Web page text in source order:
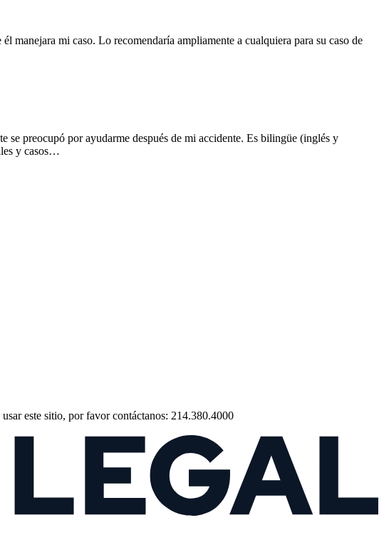
manejara mi caso. Lo recomendaría ampliamente a cualquiera para su caso de
preocupó por ayudarme después de mi accidente. Es bilingüe (inglés y
y casos…
este sitio, por favor contáctanos: 214.380.4000